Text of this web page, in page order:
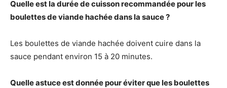
Quelle est la durée de cuisson recommandée pour les
boulettes de viande hachée dans la sauce ?
Les boulettes de viande hachée doivent cuire dans la
sauce pendant environ 15 à 20 minutes.
Quelle astuce est donnée pour éviter que les boulettes